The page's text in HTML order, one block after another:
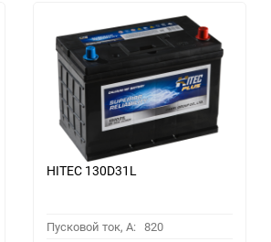
HITEC 130D31L
Пусковой ток, A: 820